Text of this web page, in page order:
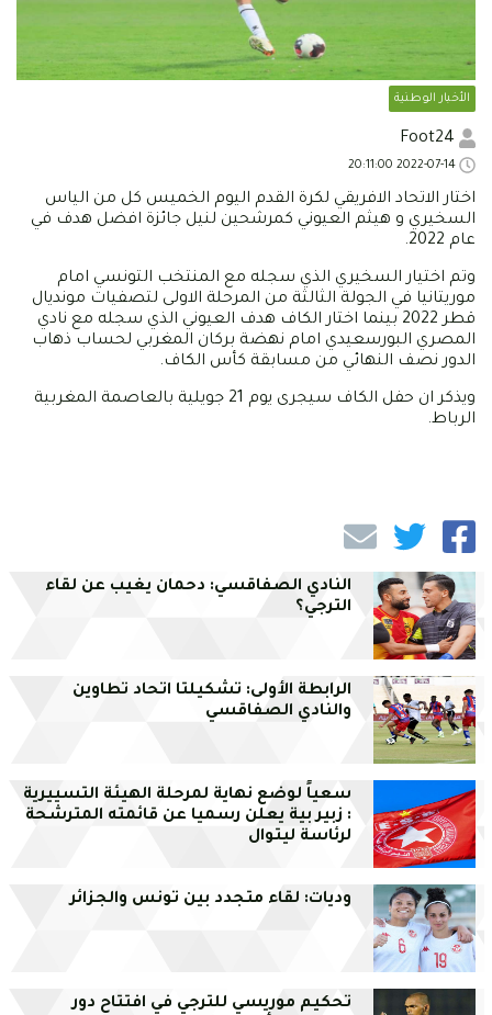
الأخبار الوطنية
اختار الاتحاد الافريقي لكرة القدم اليوم الخميس كل من الياس
السخيري و هيثم العيوني كمرشحين لنيل جائزة افضل هدف في
عام 2022.
وتم اختيار السخيري الذي سجله مع المنتخب التونسي امام
موريتانيا في الجولة الثالثة من المرحلة الاولى لتصفيات مونديال
قطر 2022 بينما اختار الكاف هدف العيوني الذي سجله مع نادي
المصري البورسعيدي امام نهضة بركان المغربي لحساب ذهاب
الدور نصف النهائي من مسابقة كأس الكاف.
ويذكر ان حفل الكاف سيجرى يوم 21 جويلية بالعاصمة المغربية
الرباط.
النادي الصفاقسي: دحمان يغيب عن لقاء
الترجي؟
الرابطة الأولى: تشكيلتا اتحاد تطاوين
والنادي الصفاقسي
سعياً لوضع نهاية لمرحلة الهيئة التسييرية
: زبير بية يعلن رسميا عن قائمته المترشحة
لرئاسة ليتوال
وديات: لقاء متجدد بين تونس والجزائر
تحكيم موريسي للترجي في افتتاح دور